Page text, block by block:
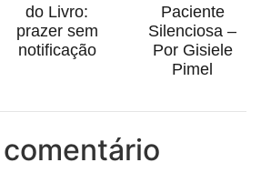
do Livro:
prazer sem
notificação
Paciente
Silenciosa –
Por Gisiele
Pimel